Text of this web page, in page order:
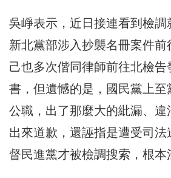
吳崢表示，近日接連看到檢調
新北黨部涉入抄襲名冊案件前
己也多次偕同律師前往北檢告
書，但遺憾的是，國民黨上至
公職，出了那麼大的紕漏、違
出來道歉，還誣指是遭受司法
督民進黨才被檢調搜索，根本